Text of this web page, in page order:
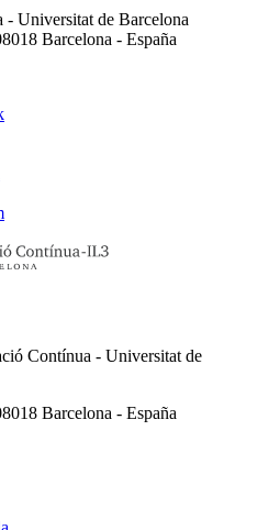
Universitat de Barcelona
Barcelona - España
Contínua - Universitat de
Barcelona - España